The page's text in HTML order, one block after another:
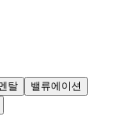
탈
밸류에이션